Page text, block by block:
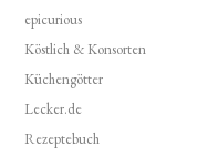
epicurious
Köstlich & Konsorten
Küchengötter
Lecker.de
Rezeptebuch